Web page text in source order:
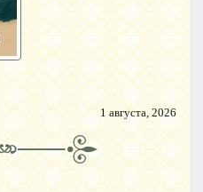
1 августа, 2026